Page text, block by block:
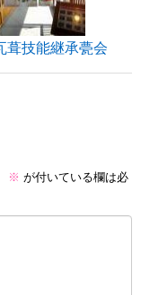
葺技能継承甍会
※ が付いている欄は必